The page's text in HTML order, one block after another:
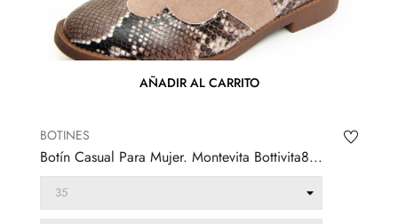
AÑADIR AL CARRITO
BOTINES
Botín Casual Para Mujer. Montevita Bottivita8...